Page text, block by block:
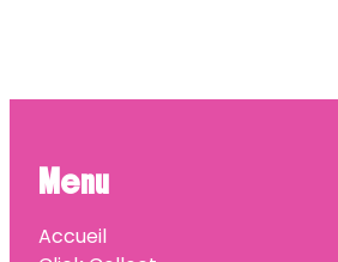
Menu
Accueil